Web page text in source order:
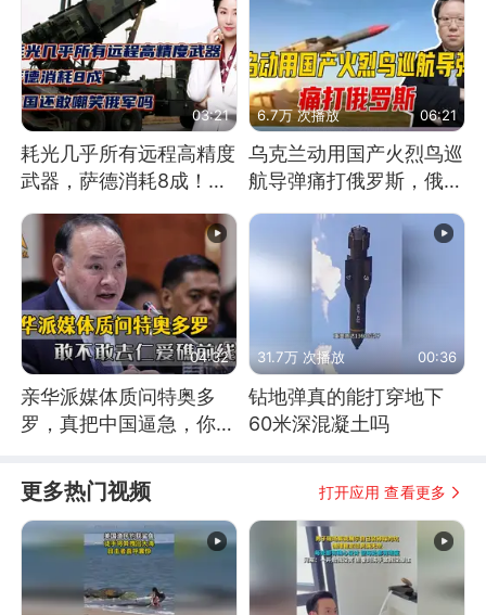
03:21
耗光几乎所有远程高精度
武器，萨德消耗8成！美
6.7万 次播放 06:21
乌克兰动用国产火烈鸟巡
航导弹痛打俄罗斯，俄军
04:32
亲华派媒体质问特奥多
罗，真把中国逼急，你敢
31.7万 次播放 00:36
钻地弹真的能打穿地下
60米深混凝土吗
更多热门视频 打开应用 查看更多